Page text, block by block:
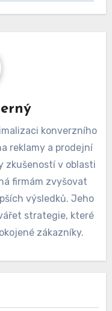
Zapojení
konverzního
firmám zvyšovat
výsledků. Jeho